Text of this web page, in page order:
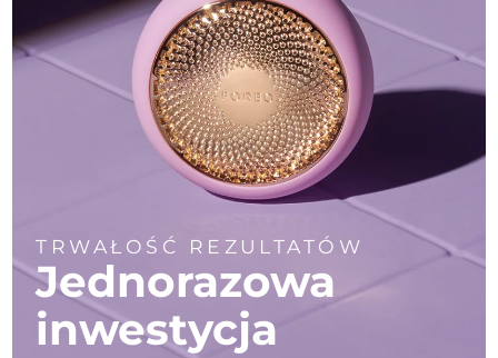
TRWAŁOŚĆ REZULTATÓW
Jednorazowa
inwestycja